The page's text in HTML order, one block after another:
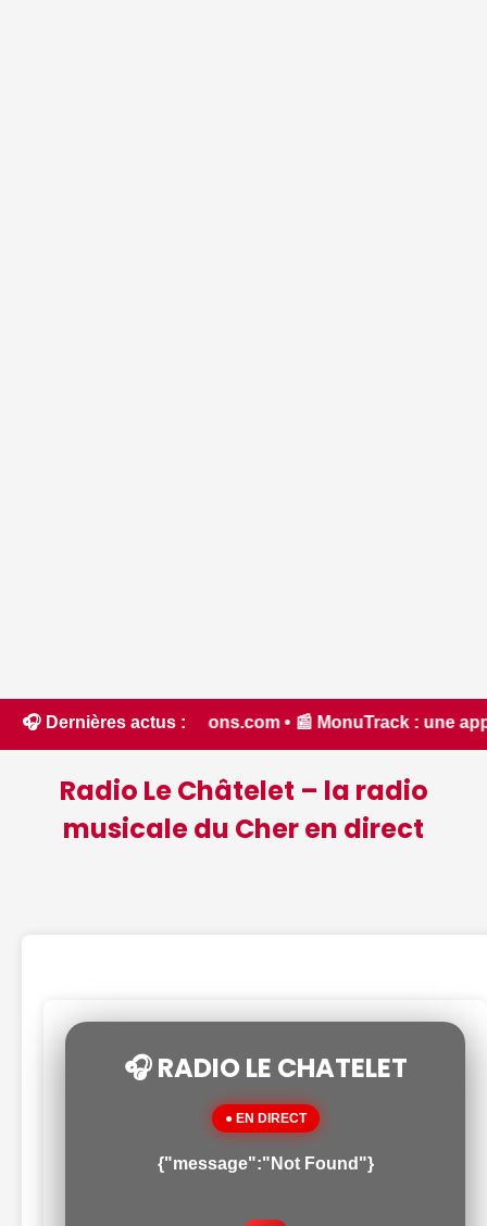
🎧 Dernières actus :• 📰 MonuTrack : une application
Radio Le Châtelet – la radio
musicale du Cher en direct
🎧 RADIO LE CHATELET
● EN DIRECT
{"message":"Not Found"}